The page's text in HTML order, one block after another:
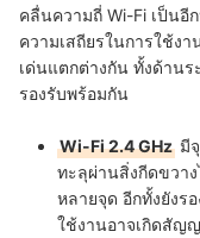
คลื่นความถี่ Wi-Fi เป็นอี
ความเสถียรในการใช้ง
เด่นแตกต่างกัน ทั้งด้าน
รองรับพร้อมกัน
Wi-Fi 2.4 GHz มี
ทะลุผ่านสิ่งกีดขวา
หลายจุด อีกทั้งยังร
ใช้งานอาจเกิดสัญ